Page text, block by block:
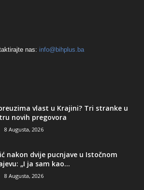
nas: info@bihplus.ba
vlast u Krajini? Tri stranke u
novih pregovora
8 Augusta, 2026
nakon dvije pucnjave u Istočnom
„I ja sam kao...
8 Augusta, 2026